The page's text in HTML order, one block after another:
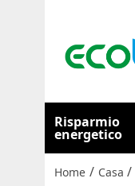
Risparmio
energetico
Home / Casa /